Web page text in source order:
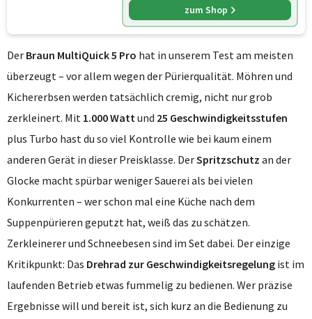
zum Shop
Der Braun MultiQuick 5 Pro hat in unserem Test am meisten
überzeugt – vor allem wegen der Pürierqualität. Möhren und
Kichererbsen werden tatsächlich cremig, nicht nur grob
zerkleinert. Mit 1.000 Wattund 25 Geschwindigkeitsstufen
plus Turbo hast du so viel Kontrolle wie bei kaum einem
anderen Gerät in dieser Preisklasse. DerSpritzschutz an der
Glocke macht spürbar weniger Sauerei als bei vielen
Konkurrenten – wer schon mal eine Küche nach dem
Suppenpürieren geputzt hat, weiß das zu schätzen.
Zerkleinerer und Schneebesen sind im Set dabei. Der einzige
Kritikpunkt: Das Drehrad zur Geschwindigkeitsregelung ist im
laufenden Betrieb etwas fummelig zu bedienen. Wer präzise
Ergebnisse will und bereit ist, sich kurz an die Bedienung zu